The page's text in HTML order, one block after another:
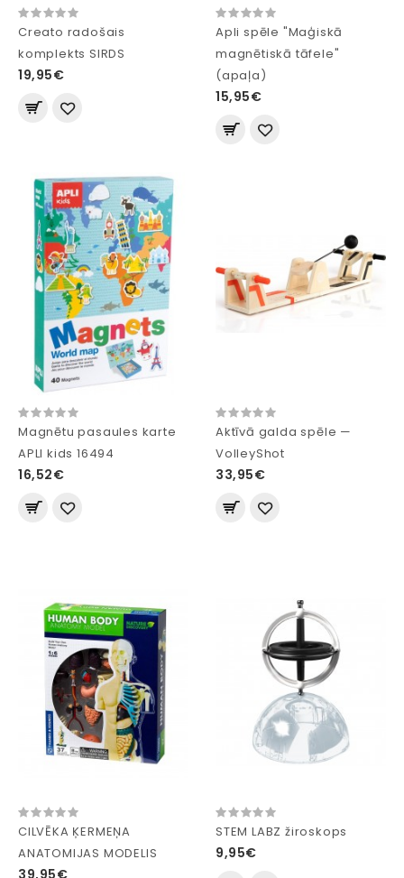
Creato radošais
komplekts SIRDS
19,95€
Apli spēle "Maģiskā
magnētiskā tāfele"
(apaļa)
15,95€
Magnētu pasaules karte
APLI kids 16494
16,52€
Aktīvā galda spēle —
VolleyShot
33,95€
CILVĒKA ĶERMEŅA
ANATOMIJAS MODELIS
39,95€
STEM LABZ žiroskops
9,95€